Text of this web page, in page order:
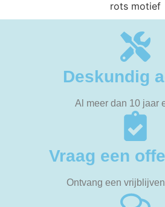
Deskundig
Al meer dan 10 jaar
Vraag een
Ontvang een